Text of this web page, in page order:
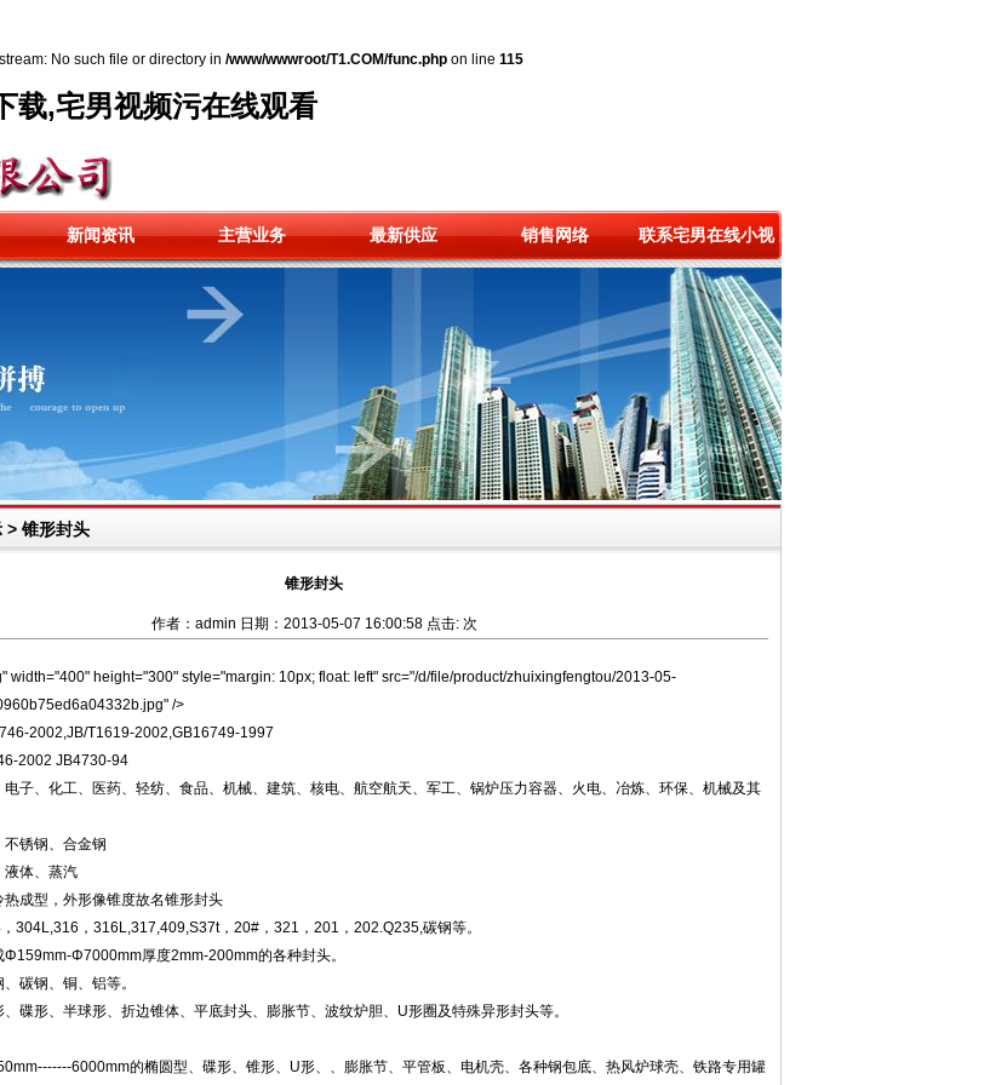
No such file or directory in /www/wwwroot/T1.COM/func.php on line 115
载,宅男视频污在线观看
新闻资讯 主营业务 最新供应 销售网络 联系宅男在线小视
频
> 锥形封头
锥形封头
作者：admin 日期：2013-05-07 16:00:58 点击:次
width="400" height="300" style="margin: 10px; float: left" src="/d/file/product/zhuixingfengtou/2013-05-
/>
2002,JB/T1619-2002,GB16749-1997
2002 JB4730-94
、化工、医药、轻纺、食品、机械、建筑、核电、航空航天、军工、锅炉压力容器、火电、冶炼、环保、机械及其
锈钢、合金钢
体、蒸汽
成型，外形像锥度故名锥形封头
，316L,317,409,S37t，20#，321，201，202.Q235,碳钢等。
Φ7000mm厚度2mm-200mm的各种封头。
钢、铜、铝等。
形、半球形、折边锥体、平底封头、膨胀节、波纹炉胆、U形圈及特殊异形封头等。
6000mm的椭圆型、碟形、锥形、U形、、膨胀节、平管板、电机壳、各种钢包底、热风炉球壳、铁路专用罐